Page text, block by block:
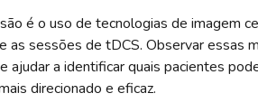
é o uso de tecnologias de imagem
as sessões de tDCS. Observar essas
a identificar quais pacientes
direcionado e eficaz.